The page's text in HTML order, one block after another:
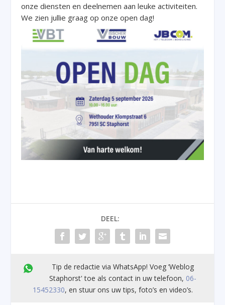
onze diensten en deelnemen aan leuke activiteiten.
We zien jullie graag op onze open dag!
DEEL:
Tip de redactie via WhatsApp! Voeg ’Weblog
Staphorst' toe als contact in uw telefoon, 06-
15452330, en stuur ons uw tips, foto’s en video’s.